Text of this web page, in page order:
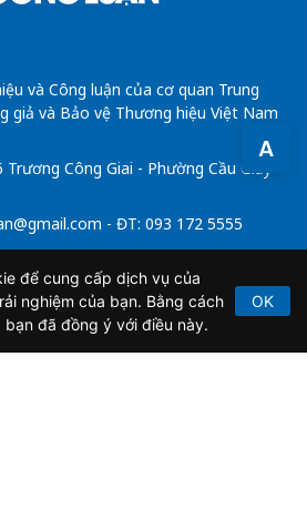
A
và Công luận của cơ quan Trung
giả và Bảo vệ Thương hiệu Việt Nam
Công Giai - Phường Cầu Giấy -
- ĐT: 093 172 5555
chí điện tử số 64/GP-BTTTT do Bộ
cấp ngày 21/2/2020.
để cung cấp dịch vụ của
nghiệm của bạn. Bằng cách
đã đồng ý với điều này.
OK